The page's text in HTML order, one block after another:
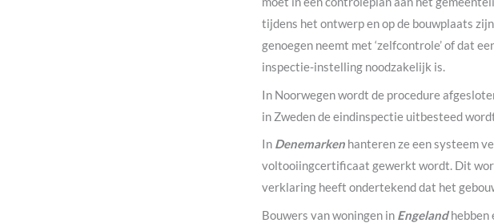
tijdens het ontwerp en op de bouwplaats
genoegen neemt met ‘zelfcontrole’ of dat
inspectie-instelling noodzakelijk is.
In Noorwegen wordt de procedure
in Zweden de eindinspectie uitbesteed
In Denemarken hanteren ze een systeem
voltooiingcertificaat gewerkt wordt. Dit
verklaring heeft ondertekend dat het
Bouwers van woningen in Engelandhebben